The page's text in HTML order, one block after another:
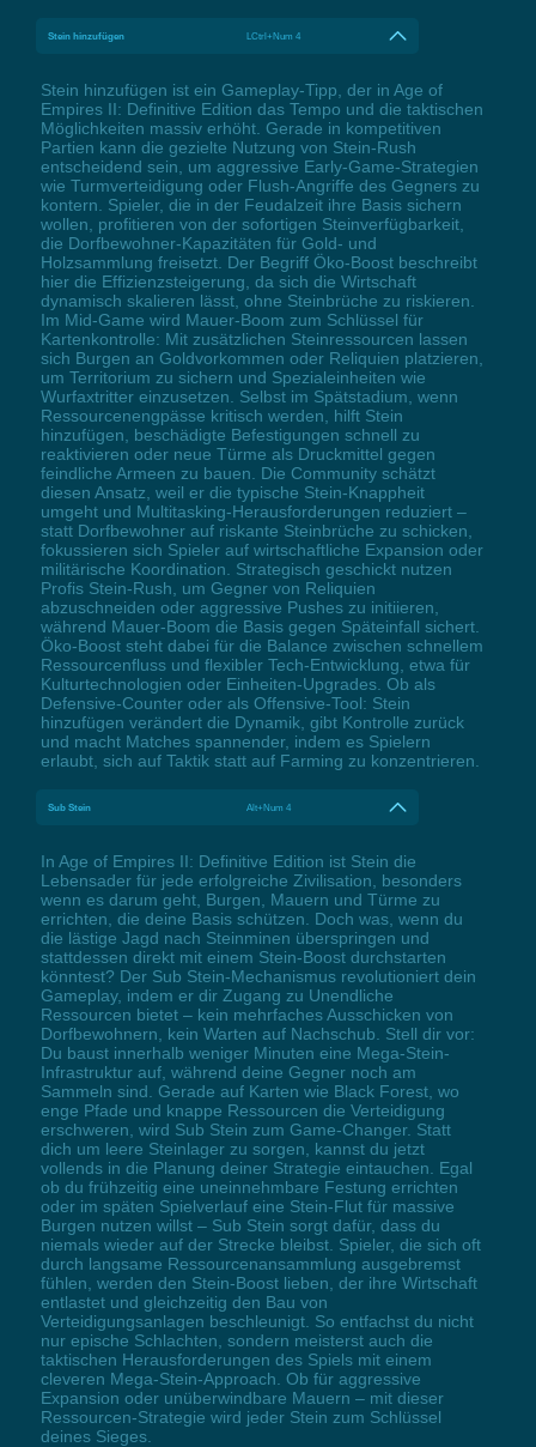
Stein hinzufügen LCtrl+Num 4
Stein hinzufügen ist ein Gameplay-Tipp, der in Age of
Empires II: Definitive Edition das Tempo und die taktischen
Möglichkeiten massiv erhöht. Gerade in kompetitiven
Partien kann die gezielte Nutzung von Stein-Rush
entscheidend sein, um aggressive Early-Game-Strategien
wie Turmverteidigung oder Flush-Angriffe des Gegners zu
kontern. Spieler, die in der Feudalzeit ihre Basis sichern
wollen, profitieren von der sofortigen Steinverfügbarkeit,
die Dorfbewohner-Kapazitäten für Gold- und
Holzsammlung freisetzt. Der Begriff Öko-Boost beschreibt
hier die Effizienzsteigerung, da sich die Wirtschaft
dynamisch skalieren lässt, ohne Steinbrüche zu riskieren.
Im Mid-Game wird Mauer-Boom zum Schlüssel für
Kartenkontrolle: Mit zusätzlichen Steinressourcen lassen
sich Burgen an Goldvorkommen oder Reliquien platzieren,
um Territorium zu sichern und Spezialeinheiten wie
Wurfaxtritter einzusetzen. Selbst im Spätstadium, wenn
Ressourcenengpässe kritisch werden, hilft Stein
hinzufügen, beschädigte Befestigungen schnell zu
reaktivieren oder neue Türme als Druckmittel gegen
feindliche Armeen zu bauen. Die Community schätzt
diesen Ansatz, weil er die typische Stein-Knappheit
umgeht und Multitasking-Herausforderungen reduziert –
statt Dorfbewohner auf riskante Steinbrüche zu schicken,
fokussieren sich Spieler auf wirtschaftliche Expansion oder
militärische Koordination. Strategisch geschickt nutzen
Profis Stein-Rush, um Gegner von Reliquien
abzuschneiden oder aggressive Pushes zu initiieren,
während Mauer-Boom die Basis gegen Späteinfall sichert.
Öko-Boost steht dabei für die Balance zwischen schnellem
Ressourcenfluss und flexibler Tech-Entwicklung, etwa für
Kulturtechnologien oder Einheiten-Upgrades. Ob als
Defensive-Counter oder als Offensive-Tool: Stein
hinzufügen verändert die Dynamik, gibt Kontrolle zurück
und macht Matches spannender, indem es Spielern
erlaubt, sich auf Taktik statt auf Farming zu konzentrieren.
Sub Stein Alt+Num 4
In Age of Empires II: Definitive Edition ist Stein die
Lebensader für jede erfolgreiche Zivilisation, besonders
wenn es darum geht, Burgen, Mauern und Türme zu
errichten, die deine Basis schützen. Doch was, wenn du
die lästige Jagd nach Steinminen überspringen und
stattdessen direkt mit einem Stein-Boost durchstarten
könntest? Der Sub Stein-Mechanismus revolutioniert dein
Gameplay, indem er dir Zugang zu Unendliche
Ressourcen bietet – kein mehrfaches Ausschicken von
Dorfbewohnern, kein Warten auf Nachschub. Stell dir vor:
Du baust innerhalb weniger Minuten eine Mega-Stein-
Infrastruktur auf, während deine Gegner noch am
Sammeln sind. Gerade auf Karten wie Black Forest, wo
enge Pfade und knappe Ressourcen die Verteidigung
erschweren, wird Sub Stein zum Game-Changer. Statt
dich um leere Steinlager zu sorgen, kannst du jetzt
vollends in die Planung deiner Strategie eintauchen. Egal
ob du frühzeitig eine uneinnehmbare Festung errichten
oder im späten Spielverlauf eine Stein-Flut für massive
Burgen nutzen willst – Sub Stein sorgt dafür, dass du
niemals wieder auf der Strecke bleibst. Spieler, die sich oft
durch langsame Ressourcenansammlung ausgebremst
fühlen, werden den Stein-Boost lieben, der ihre Wirtschaft
entlastet und gleichzeitig den Bau von
Verteidigungsanlagen beschleunigt. So entfachst du nicht
nur epische Schlachten, sondern meisterst auch die
taktischen Herausforderungen des Spiels mit einem
cleveren Mega-Stein-Approach. Ob für aggressive
Expansion oder unüberwindbare Mauern – mit dieser
Ressourcen-Strategie wird jeder Stein zum Schlüssel
deines Sieges.